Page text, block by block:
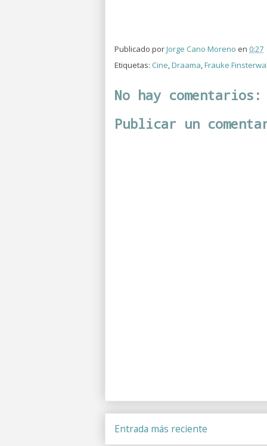
Publicado porJorge Cano Moreno en 0:27
Etiquetas: Cine,Draama,Frauke
No hay comentarios:
Publicar un
Entrada más reciente